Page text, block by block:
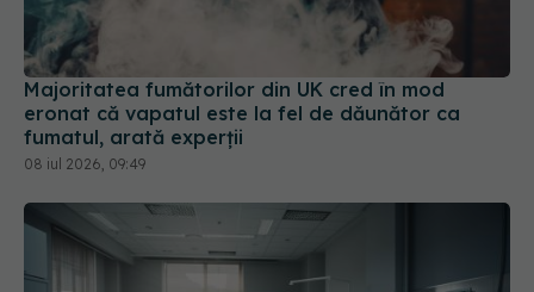
Majoritatea fumătorilor din UK cred în mod
eronat că vapatul este la fel de dăunător ca
fumatul, arată experții
08 iul 2026, 09:49